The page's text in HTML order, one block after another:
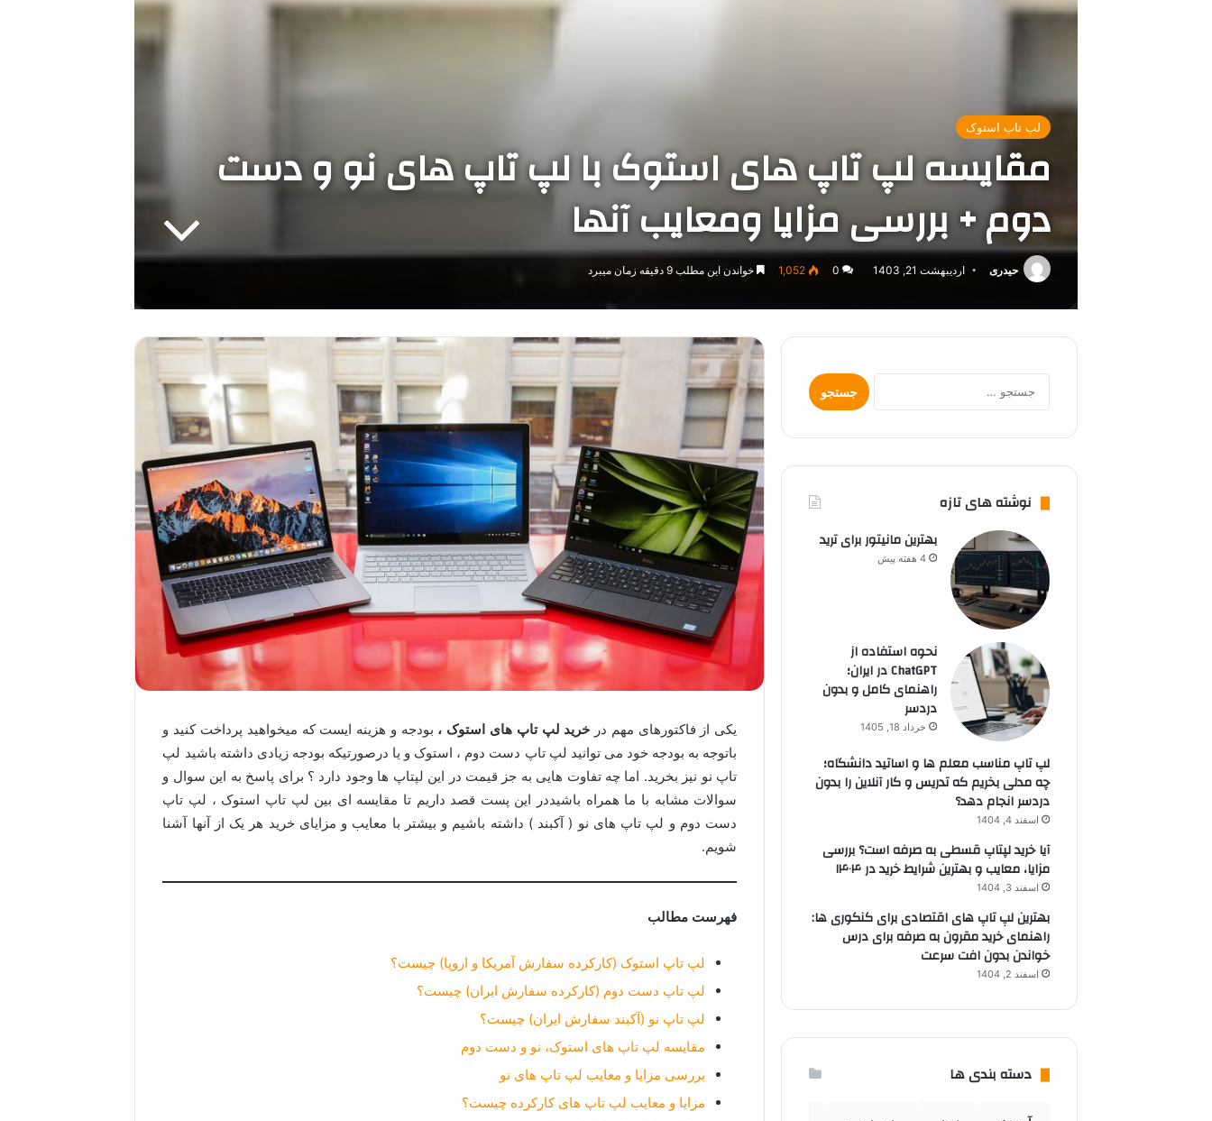
لپ تاپ استوک
مقایسه لپ‌ تاپ های استوک با لپ تاپ های نو و دست
دوم + بررسی مزایا ومعایب آنها
حیدری اردیبهشت 21, 1403 0
1,052 خواندن این مطلب 9 دقیقه زمان میبرد
یکی از فاکتورهای مهم در خرید لپ تاپ های استوک ، بودجه و هزینه ایست که میخواهید پرداخت کنید و
باتوجه به بودجه خود می توانید لپ تاپ دست دوم ، استوک و یا درصورتیکه بودجه زیادی داشته باشید لپ
تاپ نو نیز بخرید. اما چه تفاوت هایی به جز قیمت در این لپتاپ ها وجود دارد ؟ برای پاسخ به این سوال و
سوالات مشابه با ما همراه باشیددر این پست قصد داریم تا مقایسه ای بین لپ تاپ استوک ، لپ تاپ
دست دوم و لپ تاپ های نو ( آکبند ) داشته باشیم و بیشتر با معایب و مزایای خرید هر یک از آنها آشنا
شویم.
فهرست مطالب
لپ تاپ استوک (کارکرده سفارش آمریکا و اروپا) چیست؟
لپ تاپ دست دوم (کارکرده سفارش ایران) چیست؟
لپ تاپ نو (آکبند سفارش ایران) چیست؟
مقایسه لپ تاپ های استوک، نو و دست دوم
بررسی مزایا و معایب لپ تاپ های نو
مزایا و معایب لپ تاپ های کارکرده چیست؟
جستجو
برای:
نوشته های تازه
بهترین مانیتور برای ترید
4 هفته پیش
نحوه استفاده از
ChatGPT در ایران؛
راهنمای کامل و بدون
دردسر
خرداد 18, 1405
لپ تاپ مناسب معلم ها و اساتید دانشگاه؛
چه مدلی بخریم که تدریس و کار آنلاین را بدون
دردسر انجام دهد؟
اسفند 4, 1404
آیا خرید لپتاپ قسطی به صرفه است؟ بررسی
مزایا، معایب و بهترین شرایط خرید در ۱۴۰۴
اسفند 3, 1404
بهترین لپ تاپ های اقتصادی برای کنکوری ها:
راهنمای خرید مقرون به صرفه برای درس
خواندن بدون افت سرعت
اسفند 2, 1404
دسته بندی ها